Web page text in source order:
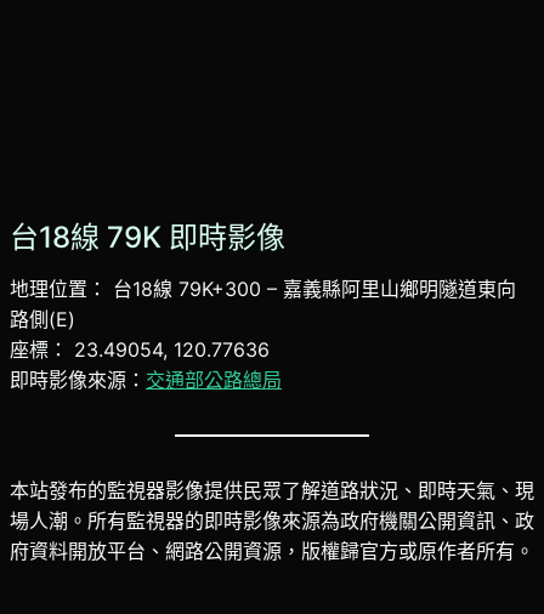
台18線 79K 即時影像
地理位置： 台18線 79K+300 – 嘉義縣阿里山鄉明隧道東向
路側(E)
座標： 23.49054, 120.77636
即時影像來源： 交通部公路總局
本站發布的監視器影像提供民眾了解道路狀況、即時天氣、現
場人潮。所有監視器的即時影像來源為政府機關公開資訊、政
府資料開放平台、網路公開資源，版權歸官方或原作者所有。